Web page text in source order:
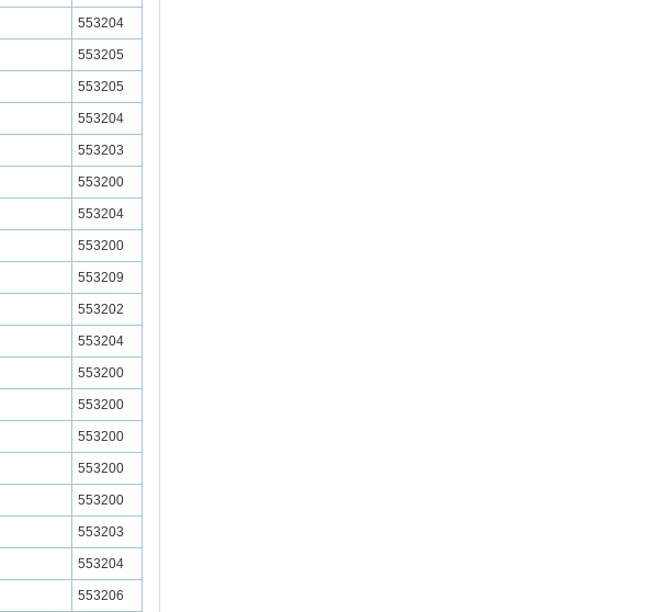
553204
553205
553205
553204
553203
553200
553204
553200
553209
553202
553204
553200
553200
553200
553200
553200
553203
553204
553206